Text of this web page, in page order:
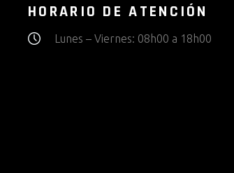
HORARIO DE ATENCIÓN
Lunes – Viernes: 08h00 a 18h00